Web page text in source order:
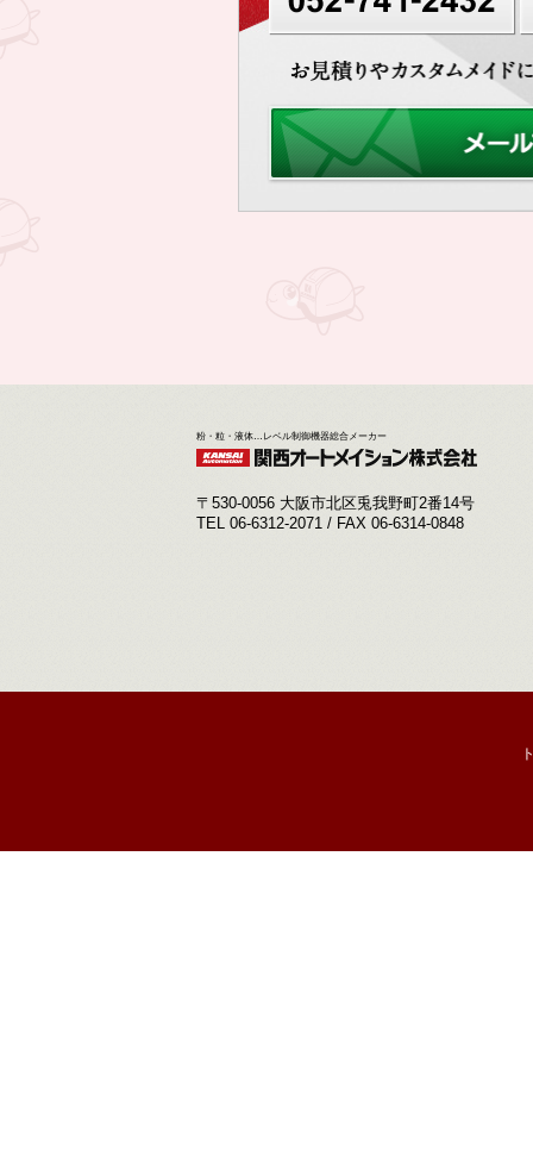
粉・粒・液体…レベル制御機器総合メーカー
〒530-0056 大阪市北区兎我野町2番14号
TEL 06-6312-2071 / FAX 06-6314-0848